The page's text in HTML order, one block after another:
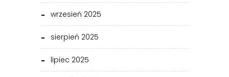
wrzesień 2025
sierpień 2025
lipiec 2025